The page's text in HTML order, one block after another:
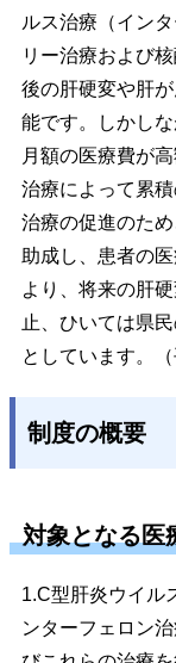
ルス治療（イン
リー治療および
後の肝硬変や肝
能です。しかし
月額の医療費が
治療によって累
治療の促進のた
助成し、患者の
より、将来の肝
止、ひいては県
としています。
制度の概要
対象となる医
1.C型肝炎ウイル
ンターフェロン